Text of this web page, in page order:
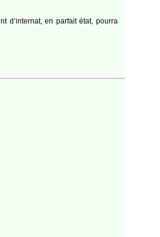
d’internat, en parfait état, pourra